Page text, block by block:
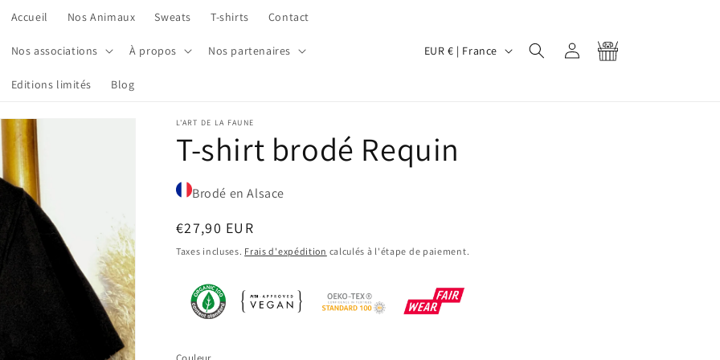
Accueil Nos Animaux Sweats T-shirts Contact
Nos associations À propos Nos partenaires
Editions limités Blog
/
i
n
EUR € | France ConnexionPanier
L'ART DE LA FAUNE
T-shirt brodé Requin
Brodé en Alsace
Prix
habituel
€27,90 EUR
Taxes incluses. Frais d'expédition calculés à l'étape de paiement.